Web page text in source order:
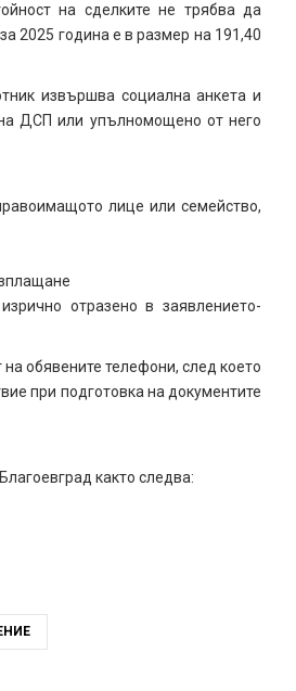
на сделките не трябва да
2025 година е в размер на 191,40
извършва социална анкета и
ДСП или упълномощено от него
лице или семейство,
отразено в заявлението-
обявените телефони, след което
при подготовка на документите
както следва: